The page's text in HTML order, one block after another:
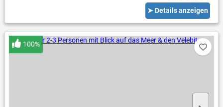
➤ Details anzeigen
100%